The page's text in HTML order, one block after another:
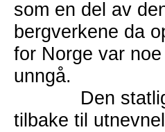
som en del av
bergverkene da
for Norge var
unngå.
Den statlige
tilbake til